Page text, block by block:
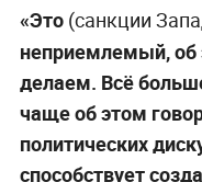
«Это (санкции
неприемлемый, об
делаем. Всё
чаще об этом
политических
способствует